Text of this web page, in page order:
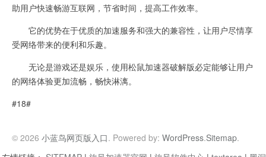
助用户快速畅游互联网，节省时间，提高工作效率。
它的优势在于优质的加速服务和强大的兼容性，让用户尽情享
受网络带来的便利和乐趣。
无论是游戏还是娱乐，使用松鼠加速器破解版必定能够让用户
的网络体验更加流畅，畅快淋漓。
#18#
© 2026 小蓝鸟网页版入口. Powered by: WordPress.Sitemap.